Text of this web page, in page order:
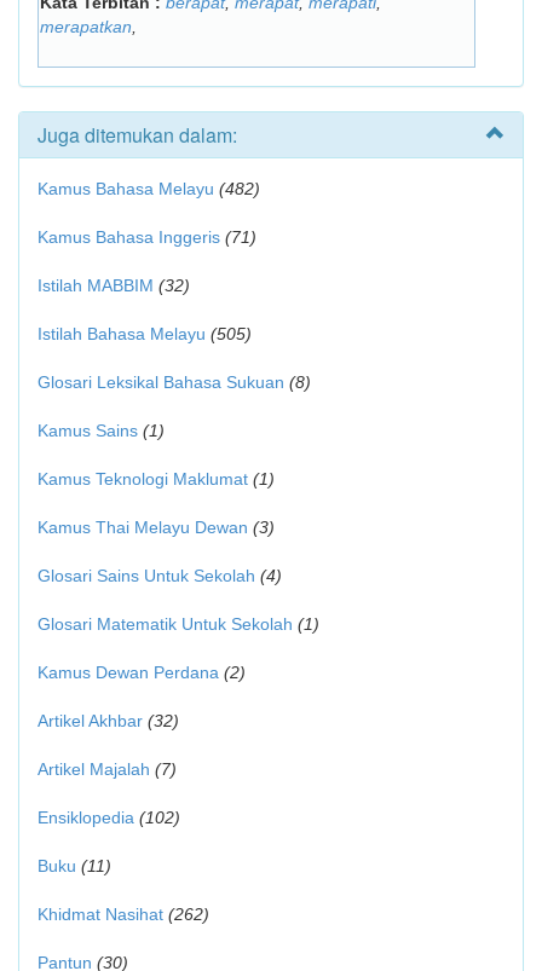
merapatkan
Juga ditemukan dalam:
Kamus Bahasa Melayu (482)
Kamus Bahasa Inggeris (71)
Istilah MABBIM (32)
Istilah Bahasa Melayu (505)
Glosari Leksikal Bahasa Sukuan (8)
Kamus Sains (1)
Kamus Teknologi Maklumat (1)
Kamus Thai Melayu Dewan (3)
Glosari Sains Untuk Sekolah (4)
Glosari Matematik Untuk Sekolah (1)
Kamus Dewan Perdana (2)
Artikel Akhbar (32)
Artikel Majalah (7)
Ensiklopedia (102)
Buku (11)
Khidmat Nasihat (262)
Pantun (30)